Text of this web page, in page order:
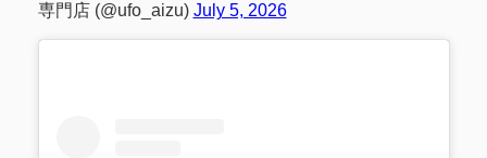
専門店 (@ufo_aizu) July 5, 2026